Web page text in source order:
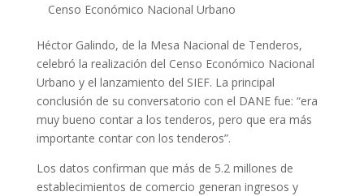
Censo Económico Nacional Urbano
Héctor Galindo, de la Mesa Nacional de Tenderos,
celebró la realización del Censo Económico Nacional
Urbano y el lanzamiento del SIEF. La principal
conclusión de su conversatorio con el DANE fue: “era
muy bueno contar a los tenderos, pero que era más
importante contar con los tenderos”.
Los datos confirman que más de 5.2 millones de
establecimientos de comercio generan ingresos y